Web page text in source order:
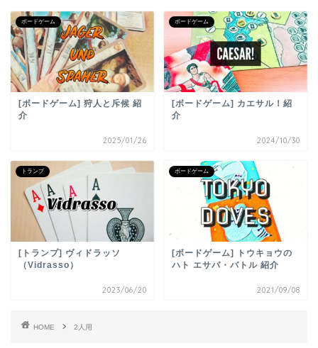
ボードゲーム
[ボードゲーム] 狩人と斥候 紹
介
2025/01/26
ボードゲーム
[ボードゲーム] カエサル！紹
介
2024/10/30
トランプ
[トランプ] ヴィドラッソ
（Vidrasso）
2023/06/20
ボードゲーム
[ボードゲーム] トウキョウの
ハト エサバ・バトル 紹介
2021/09/08
HOME 2人用